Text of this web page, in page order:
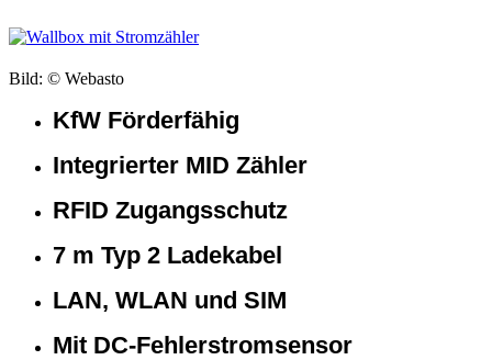
Bild: © Webasto
KfW Förderfähig
Integrierter MID Zähler
RFID Zugangsschutz
7 m Typ 2 Ladekabel
LAN, WLAN und SIM
Mit DC-Fehlerstromsensor